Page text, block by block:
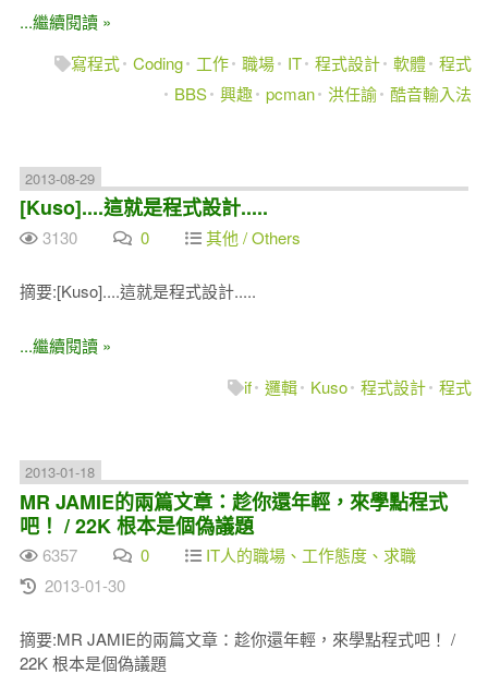
...繼續閱讀 »
寫程式 Coding 工作 職場 IT 程式設計 軟體 程式
BBS 興趣 pcman 洪任諭 酷音輸入法
2013-08-29
[Kuso]....這就是程式設計.....
3130 0 其他 / Others
摘要:[Kuso]....這就是程式設計.....
...繼續閱讀 »
if 邏輯 Kuso 程式設計 程式
2013-01-18
MR JAMIE的兩篇文章：趁你還年輕，來學點程式
吧！ / 22K 根本是個偽議題
6357 0
IT人的職場、工作態度、求職
2013-01-30
摘要:MR JAMIE的兩篇文章：趁你還年輕，來學點程式吧！ /
22K 根本是個偽議題